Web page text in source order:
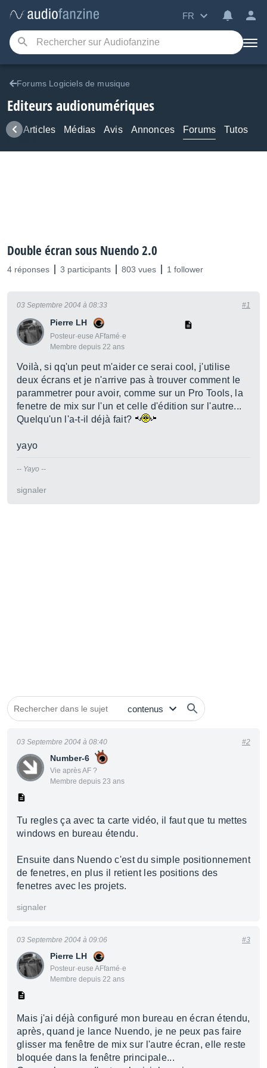
FR
Forums Logiciels de musique
Editeurs audionumériques
Articles Médias Avis Annonces Forums Tutos
Double écran sous Nuendo 2.0
4 réponses 3 participants 803 vues 1 follower
Pierre LH
Posteur·euse AFfamé·e
Membre depuis 22 ans
03 Septembre 2004 à 08:33 #1
Voilà, si qq'un peut m'aider ce serai cool, j'utilise
deux écrans et je n'arrive pas à trouver comment le
parammetrer pour avoir, comme sur un Pro Tools, la
fenetre de mix sur l'un et celle d'édition sur l'autre...
Quelqu'un l'a-t-il déjà fait?
yayo
-- Yayo --
signaler
Number-6
Vie après AF ?
Membre depuis 23 ans
03 Septembre 2004 à 08:40 #2
Tu regles ça avec ta carte vidéo, il faut que tu mettes
windows en bureau étendu.
Ensuite dans Nuendo c'est du simple positionnement
de fenetres, en plus il retient les positions des
fenetres avec les projets.
signaler
Pierre LH
Posteur·euse AFfamé·e
Membre depuis 22 ans
03 Septembre 2004 à 09:06 #3
Mais j'ai déjà configuré mon bureau en écran étendu,
après, quand je lance Nuendo, je ne peux pas faire
glisser ma fenêtre de mix sur l'autre écran, elle reste
bloquée dans la fenêtre principale...